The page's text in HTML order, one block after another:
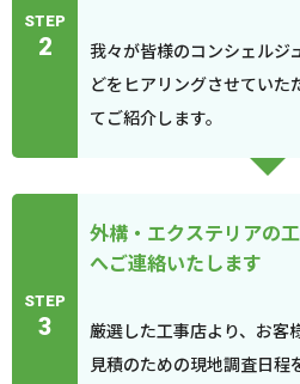
STEP
2
我々が皆様のコンシェルジ
どをヒアリングさせていた
てご紹介します。
STEP
3
外構・エクステリアの
へご連絡いたします
厳選した工事店より、お客
見積のための現地調査日程